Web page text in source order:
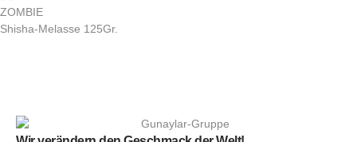
ZOMBIE
Shisha-Melasse 125Gr.